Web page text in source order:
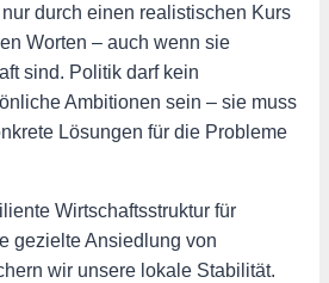
durch einen realistischen Kurs
Worten – auch wenn sie
sind. Politik darf kein
Ambitionen sein – sie muss
Lösungen für die Probleme
Wirtschaftsstruktur für
gezielte Ansiedlung von
wir unsere lokale Stabilität.